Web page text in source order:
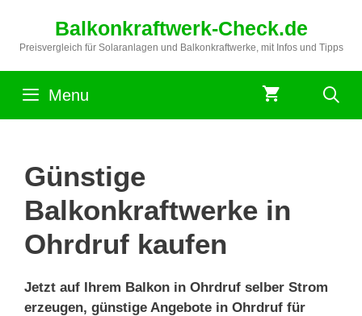
springen
Balkonkraftwerk-Check.de
Preisvergleich für Solaranlagen und Balkonkraftwerke, mit Infos und Tipps
Menu
Günstige
Balkonkraftwerke in
Ohrdruf kaufen
Jetzt auf Ihrem Balkon in Ohrdruf selber Strom
erzeugen, günstige Angebote in Ohrdruf für